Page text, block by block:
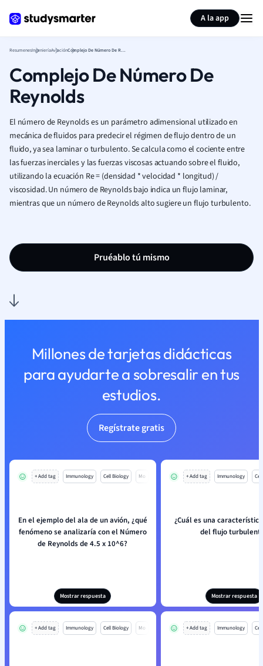
A la app
ResumenesIngenieríaAviación Complejo De Número De Reynolds
Complejo De Número De
Reynolds
El número de Reynolds es un parámetro adimensional utilizado en
mecánica de fluidos para predecir el régimen de flujo dentro de un
fluido, ya sea laminar o turbulento. Se calcula como el cociente entre
las fuerzas inerciales y las fuerzas viscosas actuando sobre el fluido,
utilizando la ecuación Re = (densidad * velocidad * longitud) /
viscosidad. Un número de Reynolds bajo indica un flujo laminar,
mientras que un número de Reynolds alto sugiere un flujo turbulento.
Pruéablo tú mismo
Millones de tarjetas didácticas
para ayudarte a sobresalir en tus
estudios.
Regístrate gratis
+ Add tag Immunology Cell Biology Mo
En el ejemplo del ala de un avión, ¿qué
fenómeno se analizaría con el Número
de Reynolds de 4.5 x 10^6?
Mostrar respuesta
+ Add tag Immunology
¿Cuál es una
del flujo
Mostrar respuesta
+ Add tag Immunology Cell Biology Mo + Add tag Immunology
Resumir página